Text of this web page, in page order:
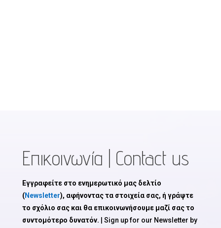
Επικοινωνία | Contact us
Εγγραφείτε στο ενημερωτικό μας δελτίο
(Newsletter), αφήνοντας τα στοιχεία σας, ή γράψτε
το σχόλιο σας και θα επικοινωνήσουμε μαζί σας το
συντομότερο δυνατόν. | Sign up for our Newsletter by